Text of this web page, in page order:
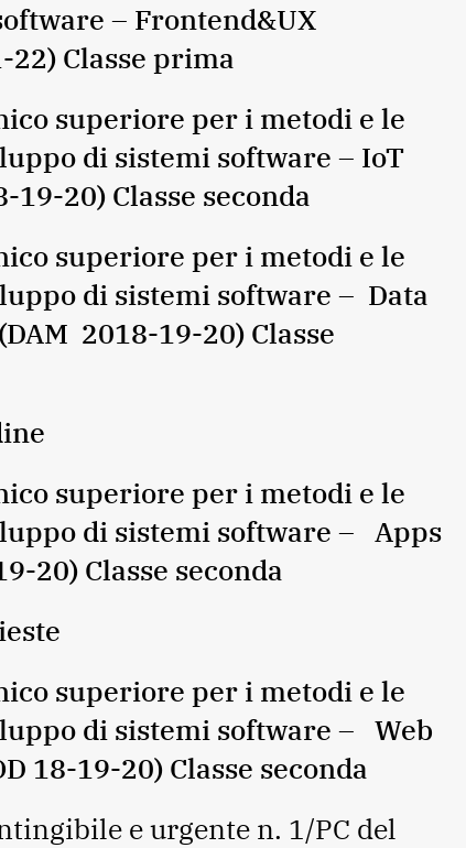
– Frontend&UX
22) Classe prima
superiore per i metodi e le
di sistemi software – IoT
20) Classe seconda
superiore per i metodi e le
di sistemi software – Data
2018-19-20) Classe
superiore per i metodi e le
di sistemi software – Apps
20) Classe seconda
superiore per i metodi e le
di sistemi software – Web
18-19-20) Classe seconda
e urgente n. 1/PC del